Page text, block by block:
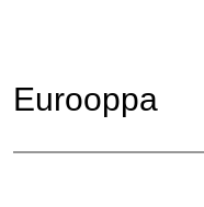
Eurooppa